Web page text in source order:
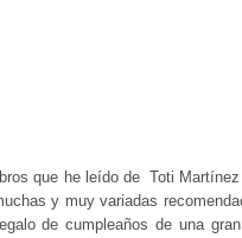
que he leído de Toti
y muy variadas
de cumpleaños de una